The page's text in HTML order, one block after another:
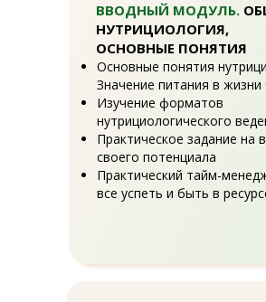
Основные понятия
Значение питания в жизни
Изучение форматов
нутрициологического
Практическое задание на
своего потенциала
Практический тайм-
все успеть и быть в
ВВOДНЫЙ МОДУЛЬ.
НУТРИЦИОЛОГИЯ,
ОСНОВНЫЕ ПОНЯТИЯ